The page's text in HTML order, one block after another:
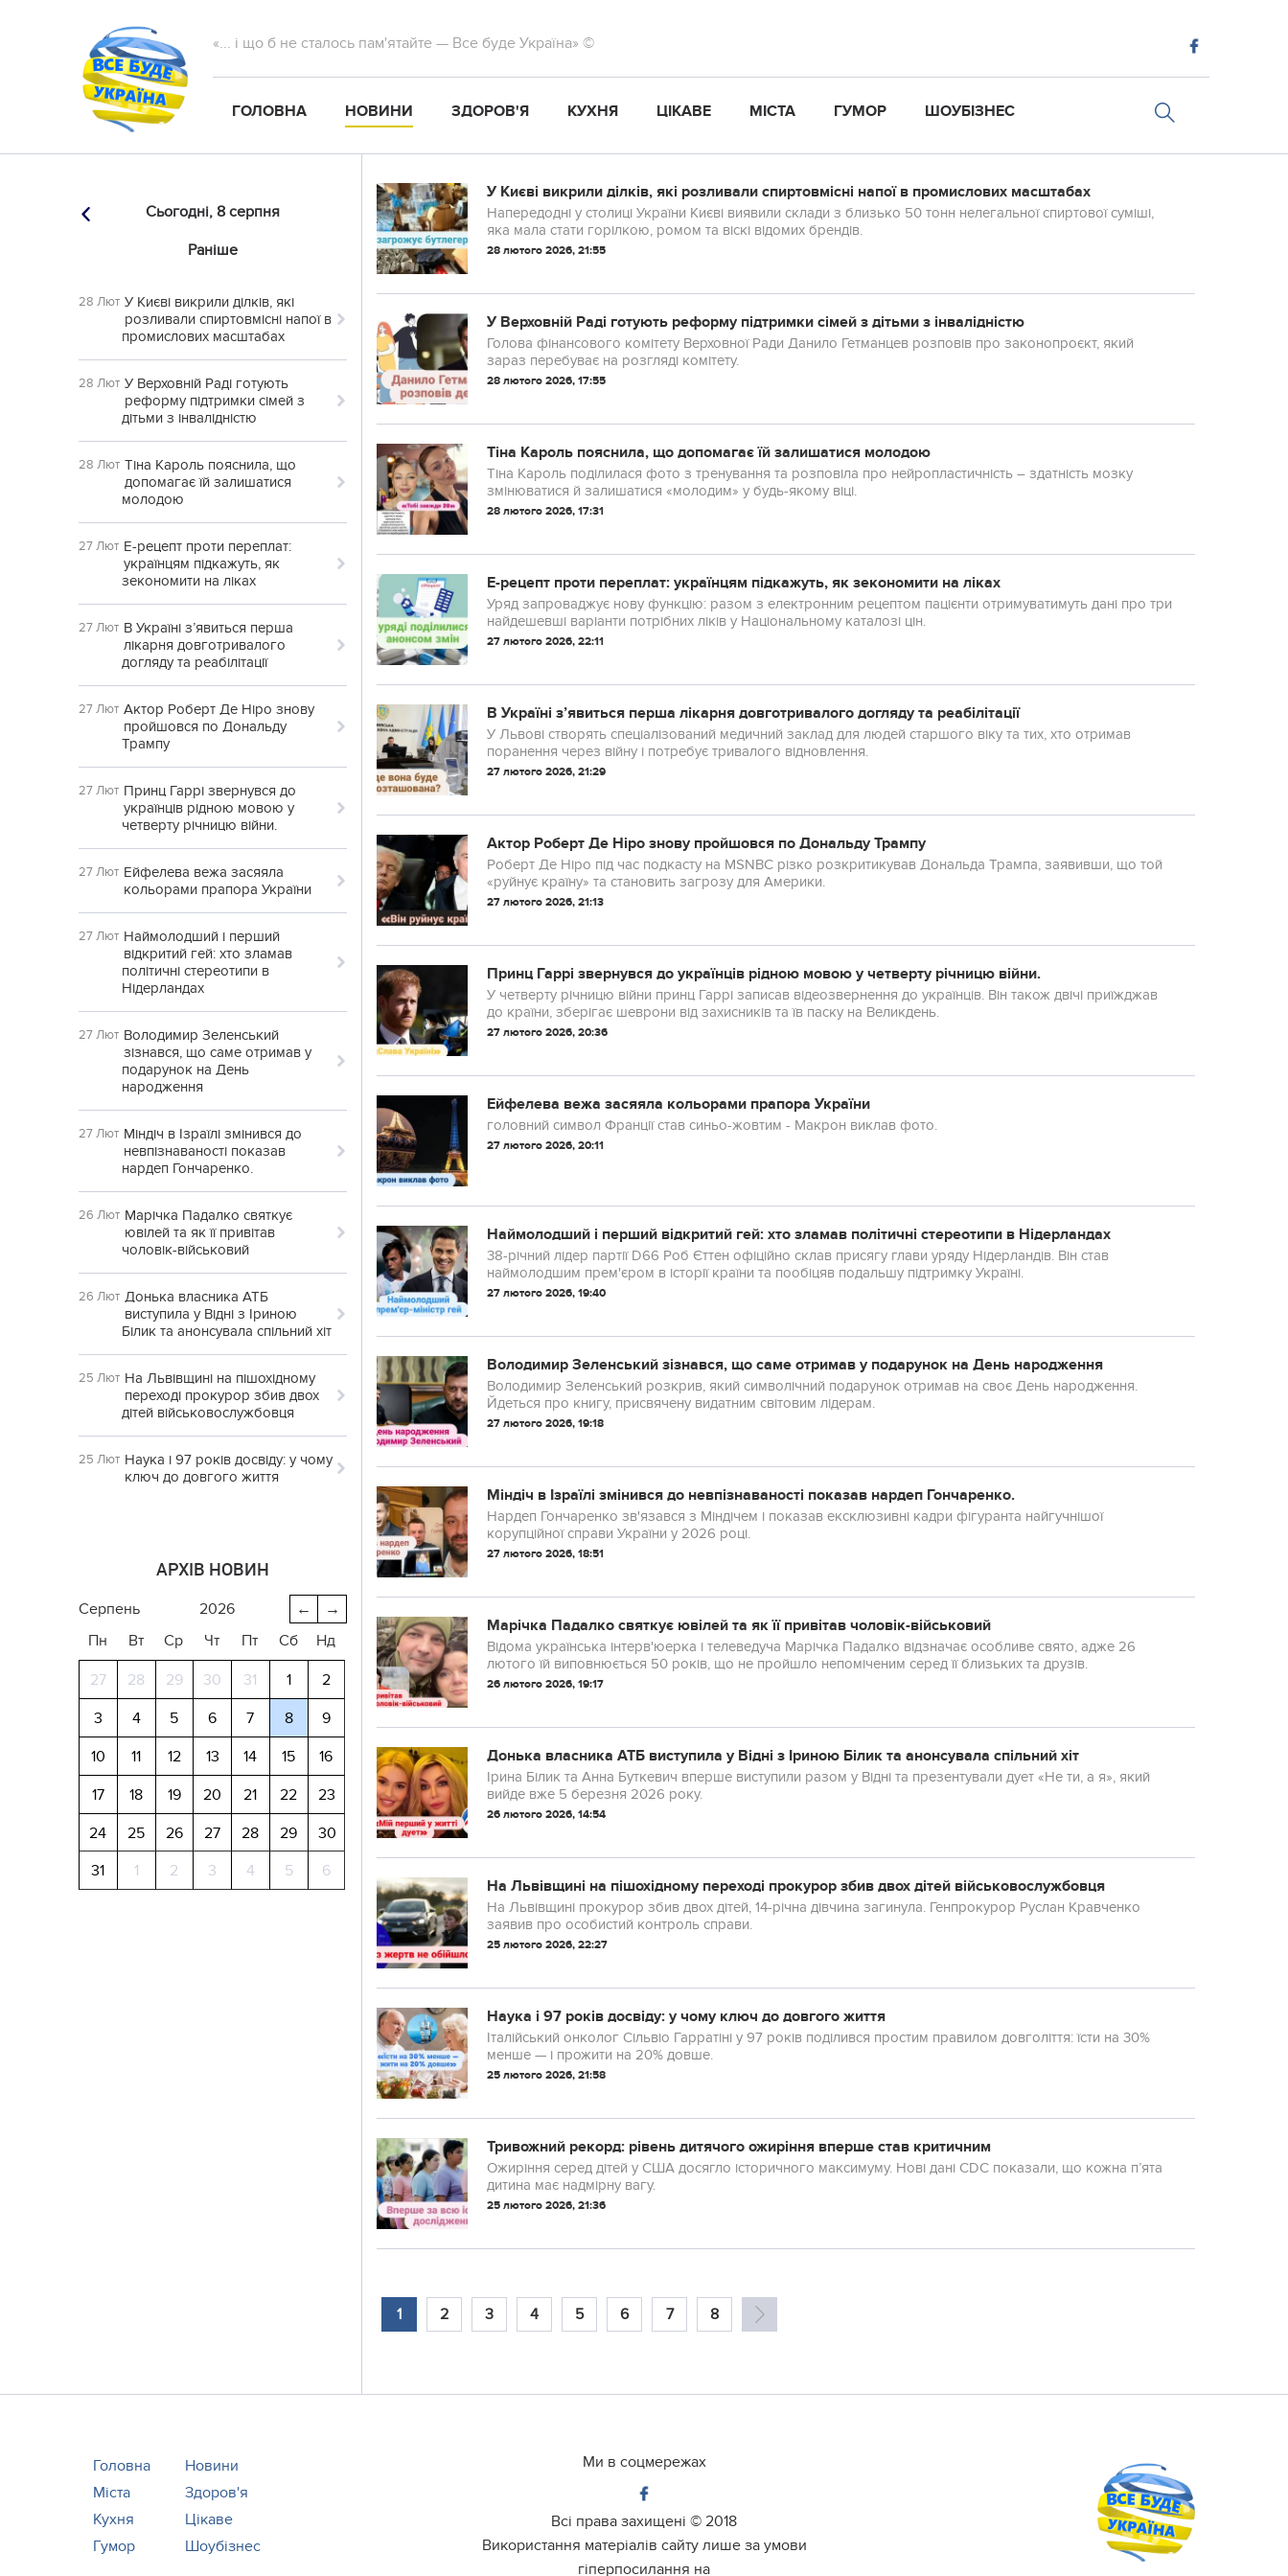
«... і що б не сталось пам'ятайте — Все буде Україна» ©
ГОЛОВНА НОВИНИ ЗДОРОВ'Я КУХНЯ ЦІКАВЕ МІСТА ГУМОР ШОУБІЗНЕС
Сьогодні, 8 серпня
Раніше
28 Лют У Києві викрили ділків, які
розливали спиртовмісні напої в
промислових масштабах
28 Лют У Верховній Раді готують
реформу підтримки сімей з
дітьми з інвалідністю
28 Лют Тіна Кароль пояснила, що
допомагає їй залишатися
молодою
27 Лют Е-рецепт проти переплат:
українцям підкажуть, як
зекономити на ліках
27 Лют В Україні з’явиться перша
лікарня довготривалого
догляду та реабілітації
27 Лют Актор Роберт Де Ніро знову
пройшовся по Дональду
Трампу
27 Лют Принц Гаррі звернувся до
українців рідною мовою у
четверту річницю війни.
27 Лют Ейфелева вежа засяяла
кольорами прапора України
27 Лют Наймолодший і перший
відкритий гей: хто зламав
політичні стереотипи в
Нідерландах
27 Лют Володимир Зеленський
зізнався, що саме отримав у
подарунок на День
народження
27 Лют Міндіч в Ізраїлі змінився до
невпізнаваності показав
нардеп Гончаренко.
26 Лют Марічка Падалко святкує
ювілей та як її привітав
чоловік-військовий
26 Лют Донька власника АТБ
виступила у Відні з Іриною
Білик та анонсувала спільний хіт
25 Лют На Львівщині на пішохідному
переході прокурор збив двох
дітей військовослужбовця
25 Лют Наука і 97 років досвіду: у чому
ключ до довгого життя
АРХІВ НОВИН
→
←
серпень
2026
Пн
Вт Ср Чт Пт Сб Нд
27 28 29 30 31 1
2
3
4 5 6 7 8
9
10
11 12 13 14 15
16
17
18 19 20 21 22
23
24
25 26 27 28 29
30
31
1 2 3 4 5 6
У Києві викрили ділків, які розливали спиртовмісні напої в промислових масштабах
Напередодні у столиці України Києві виявили склади з близько 50 тонн нелегальної спиртової суміші,
яка мала стати горілкою, ромом та віскі відомих брендів.
28 лютого 2026, 21:55
У Верховній Раді готують реформу підтримки сімей з дітьми з інвалідністю
Голова фінансового комітету Верховної Ради Данило Гетманцев розповів про законопроєкт, який
зараз перебуває на розгляді комітету.
28 лютого 2026, 17:55
Тіна Кароль пояснила, що допомагає їй залишатися молодою
Тіна Кароль поділилася фото з тренування та розповіла про нейропластичність – здатність мозку
змінюватися й залишатися «молодим» у будь-якому віці.
28 лютого 2026, 17:31
Е-рецепт проти переплат: українцям підкажуть, як зекономити на ліках
Уряд запроваджує нову функцію: разом з електронним рецептом пацієнти отримуватимуть дані про три
найдешевші варіанти потрібних ліків у Національному каталозі цін.
27 лютого 2026, 22:11
В Україні з’явиться перша лікарня довготривалого догляду та реабілітації
У Львові створять спеціалізований медичний заклад для людей старшого віку та тих, хто отримав
поранення через війну і потребує тривалого відновлення.
27 лютого 2026, 21:29
Актор Роберт Де Ніро знову пройшовся по Дональду Трампу
Роберт Де Ніро під час подкасту на MSNBC різко розкритикував Дональда Трампа, заявивши, що той
«руйнує країну» та становить загрозу для Америки.
27 лютого 2026, 21:13
Принц Гаррі звернувся до українців рідною мовою у четверту річницю війни.
У четверту річницю війни принц Гаррі записав відеозвернення до українців. Він також двічі приїжджав
до країни, зберігає шеврони від захисників та їв паску на Великдень.
27 лютого 2026, 20:36
Ейфелева вежа засяяла кольорами прапора України
головний символ Франції став синьо-жовтим - Макрон виклав фото.
27 лютого 2026, 20:11
Наймолодший і перший відкритий гей: хто зламав політичні стереотипи в Нідерландах
38-річний лідер партії D66 Роб Єттен офіційно склав присягу глави уряду Нідерландів. Він став
наймолодшим прем'єром в історії країни та пообіцяв подальшу підтримку Україні.
27 лютого 2026, 19:40
Володимир Зеленський зізнався, що саме отримав у подарунок на День народження
Володимир Зеленський розкрив, який символічний подарунок отримав на своє День народження.
Йдеться про книгу, присвячену видатним світовим лідерам.
27 лютого 2026, 19:18
Міндіч в Ізраїлі змінився до невпізнаваності показав нардеп Гончаренко.
Нардеп Гончаренко зв'язався з Міндічем і показав ексклюзивні кадри фігуранта найгучнішої
корупційної справи України у 2026 році.
27 лютого 2026, 18:51
Марічка Падалко святкує ювілей та як її привітав чоловік-військовий
Відома українська інтерв'юерка і телеведуча Марічка Падалко відзначає особливе свято, адже 26
лютого їй виповнюється 50 років, що не пройшло непоміченим серед її близьких та друзів.
26 лютого 2026, 19:17
Донька власника АТБ виступила у Відні з Іриною Білик та анонсувала спільний хіт
Ірина Білик та Анна Буткевич вперше виступили разом у Відні та презентували дует «Не ти, а я», який
вийде вже 5 березня 2026 року.
26 лютого 2026, 14:54
На Львівщині на пішохідному переході прокурор збив двох дітей військовослужбовця
На Львівщині прокурор збив двох дітей, 14-річна дівчина загинула. Генпрокурор Руслан Кравченко
заявив про особистий контроль справи.
25 лютого 2026, 22:27
Наука і 97 років досвіду: у чому ключ до довгого життя
Італійський онколог Сільвіо Гарратіні у 97 років поділився простим правилом довголіття: їсти на 30%
менше — і прожити на 20% довше.
25 лютого 2026, 21:58
Тривожний рекорд: рівень дитячого ожиріння вперше став критичним
Ожиріння серед дітей у США досягло історичного максимуму. Нові дані CDC показали, що кожна п’ята
дитина має надмірну вагу.
25 лютого 2026, 21:36
1 2 3 4 5 6 7 8
Головна
Новини
Міста
Здоров'я
Кухня
Цікаве
Гумор
Шоубізнес
Ми в соцмережах
Всі права захищені © 2018
Використання матеріалів сайту лише за умови
гіперпосилання на